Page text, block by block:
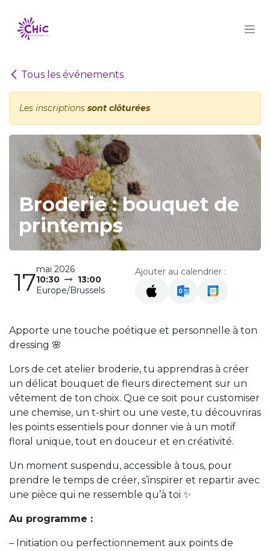
Tous les événements
Les inscriptions sont clôturées
Broderie : bouquet de
printemps
17mai 2026
10:30
13:00
Europe/Brussels
Ajouter au calendrier :
Apporte une touche poétique et personnelle à ton
dressing 🌸
Lors de cet atelier broderie, tu apprendras à créer
un délicat bouquet de fleurs directement sur un
vêtement de ton choix. Que ce soit pour customiser
une chemise, un t-shirt ou une veste, tu découvriras
les points essentiels pour donner vie à un motif
floral unique, tout en douceur et en créativité.
Un moment suspendu, accessible à tous, pour
prendre le temps de créer, s’inspirer et repartir avec
une pièce qui ne ressemble qu’à toi ✨
Au programme :
– Initiation ou perfectionnement aux points de